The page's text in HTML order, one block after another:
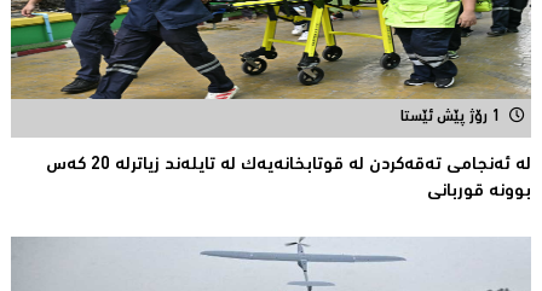
1 رۆژ پێش ئێستا
لە ئەنجامی تەقەكردن لە قوتابخانەیەك لە تایلەند زیاترلە 20 كەس
بوونە قوربانى